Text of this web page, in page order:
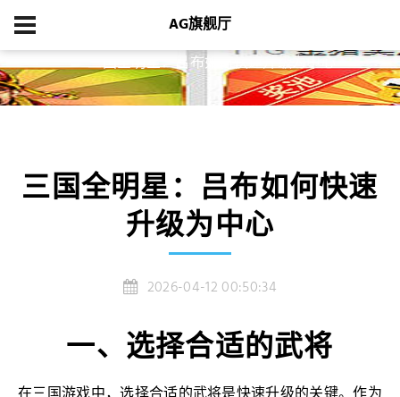
AG旗舰厅
三国全明星：吕布如何快速升级为中心
三国全明星：吕布如何快速
升级为中心
2026-04-12 00:50:34
一、选择合适的武将